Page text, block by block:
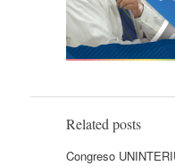
Related posts
Congreso